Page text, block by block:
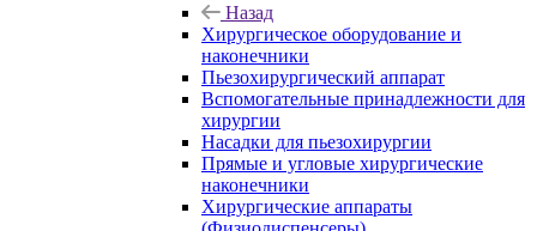
Назад
Хирургическое оборудование и
наконечники
Пьезохирургический аппарат
Вспомогательные принадлежности для
хирургии
Насадки для пьезохирургии
Прямые и угловые хирургические
наконечники
Хирургические аппараты